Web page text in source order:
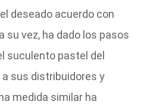
deseado acuerdo con
su vez, ha dado los pasos
suculento pastel del
sus distribuidores y
medida similar ha